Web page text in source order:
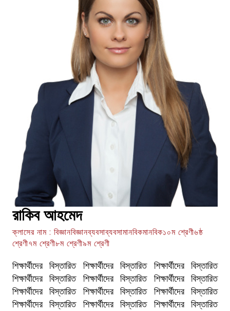
রাকিব আহমেদ
ক্লাসের নাম : বিজ্ঞানবিজ্ঞানব্যবসাব্যবসামানবিকমানবিক১০ম শ্রেণী৬ষ্ঠ
শ্রেণী৭ম শ্রেণী৮ম শ্রেণী৯ম শ্রেণী
শিক্ষার্থীদের বিস্তারিত শিক্ষার্থীদের বিস্তারিত শিক্ষার্থীদের বিস্তারিত
শিক্ষার্থীদের বিস্তারিত শিক্ষার্থীদের বিস্তারিত শিক্ষার্থীদের বিস্তারিত
শিক্ষার্থীদের বিস্তারিত শিক্ষার্থীদের বিস্তারিত শিক্ষার্থীদের বিস্তারিত
শিক্ষার্থীদের বিস্তারিত শিক্ষার্থীদের বিস্তারিত শিক্ষার্থীদের বিস্তারিত